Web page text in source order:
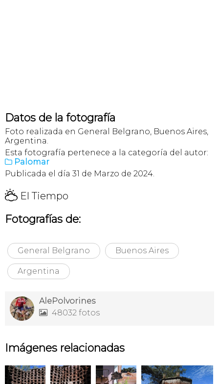
Datos de la fotografía
Foto realizada en General Belgrano, Buenos Aires,
Argentina.
Esta fotografía pertenece a la categoría del autor:
 Palomar
Publicada el día 31 de Marzo de 2024.
H El Tiempo
Fotografías de:
General Belgrano Buenos Aires
Argentina
AlePolvorines
 48032 fotos
Imágenes relacionadas